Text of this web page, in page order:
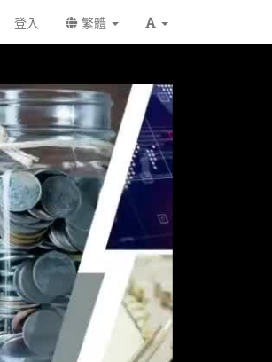
登入 繁體